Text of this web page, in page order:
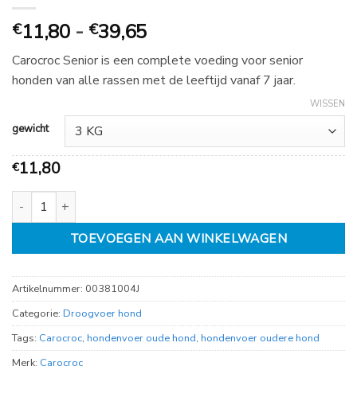
€11,80 - €39,65Prijsklasse:
11,80
tot
Carocroc Senior is een complete voeding voor senior
honden van alle rassen met de leeftijd vanaf 7 jaar.
gewicht
WISSEN
€11,80
Carocroc Senior 18/10 aantal
TOEVOEGEN AAN WINKELWAGEN
Artikelnummer: 00381004J
Categorie: Droogvoer hond
Tags: Carocroc, hondenvoer oude hond, hondenvoer oudere hond
Merk: Carocroc